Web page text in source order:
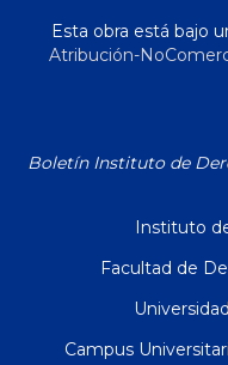
Esta obra está bajo
Atribución-
Boletín Instituto de
Instituto
Facultad de
Campus